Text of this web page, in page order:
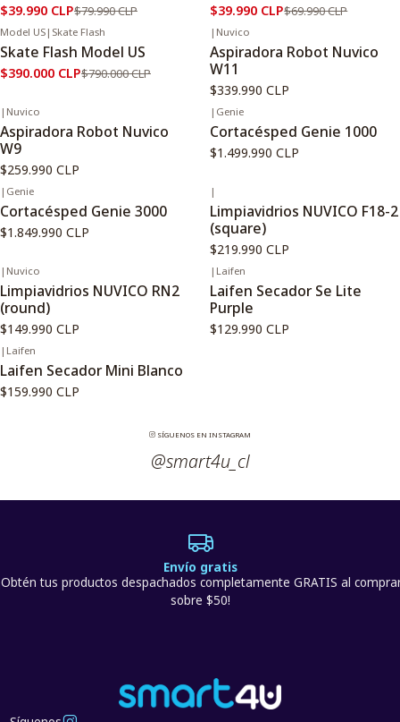
$39.990 CLP$79.990 CLP $39.990 CLP$69.990 CLP
-51%OFF
Model US | Skate Flash
Skate Flash Model US
$390.000 CLP$790.000 CLP
| Nuvico
Aspiradora Robot Nuvico
W11
$339.990 CLP
| Nuvico
Aspiradora Robot Nuvico
W9
$259.990 CLP
| Genie
Cortacésped Genie 1000
$1.499.990 CLP
| Genie
Cortacésped Genie 3000
$1.849.990 CLP
|
Limpiavidrios NUVICO F18-2
(square)
$219.990 CLP
| Nuvico
Limpiavidrios NUVICO RN2
(round)
$149.990 CLP
| Laifen
Laifen Secador Se Lite
Purple
$129.990 CLP
| Laifen
Laifen Secador Mini Blanco
$159.990 CLP
SÍGUENOS EN INSTAGRAM
@smart4u_cl
Envío gratis
tus productos despachados completamente GRATIS al
sobre $50!